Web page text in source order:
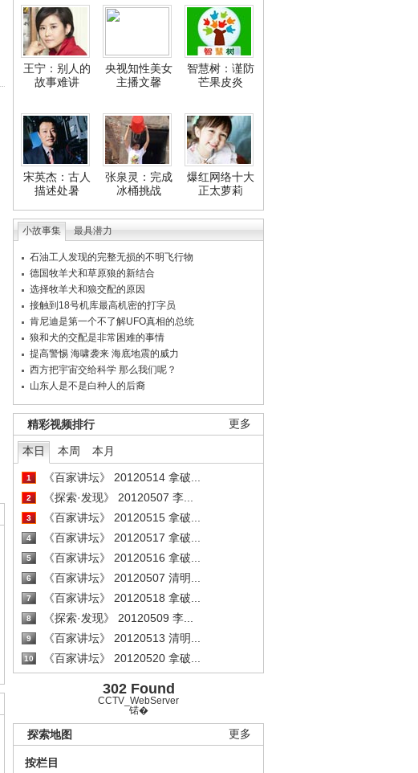
王宁：别人的
故事难讲
央视知性美女
主播文馨
智慧树：谨防
芒果皮炎
宋英杰：古人
描述处暑
张泉灵：完成
冰桶挑战
爆红网络十大
正太萝莉
小故事集 最具潜力
石油工人发现的完整无损的不明飞行物
德国牧羊犬和草原狼的新结合
选择牧羊犬和狼交配的原因
接触到18号机库最高机密的打字员
肯尼迪是第一个不了解UFO真相的总统
狼和犬的交配是非常困难的事情
提高警惕 海啸袭来 海底地震的威力
西方把宇宙交给科学 那么我们呢？
山东人是不是白种人的后裔
更多
精彩视频排行
本日 本周 本月
1 《百家讲坛》 20120514 拿破...
2 《探索·发现》 20120507 李...
3 《百家讲坛》 20120515 拿破...
4 《百家讲坛》 20120517 拿破...
5 《百家讲坛》 20120516 拿破...
6 《百家讲坛》 20120507 清明...
7 《百家讲坛》 20120518 拿破...
8 《探索·发现》 20120509 李...
9 《百家讲坛》 20120513 清明...
10 《百家讲坛》 20120520 拿破...
302 Found
CCTV_WebServer
锘�
更多
探索地图
按栏目